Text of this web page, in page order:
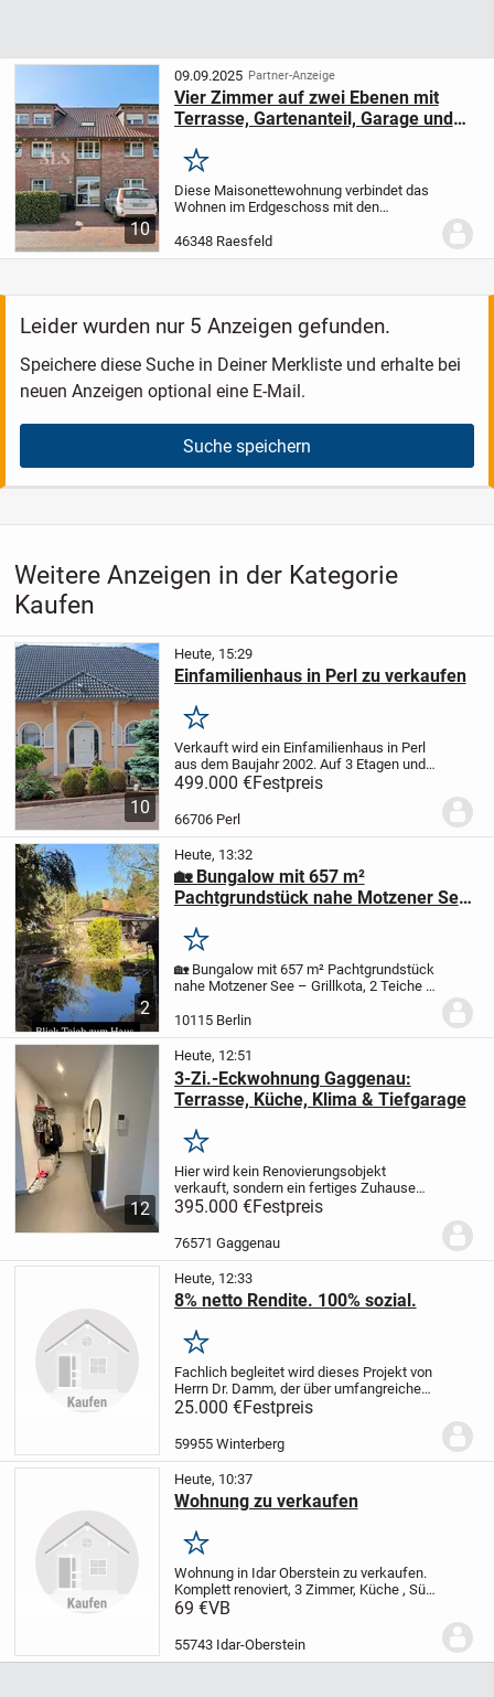
10
09.09.2025 Partner-Anzeige
Vier Zimmer auf zwei Ebenen mit
Terrasse, Gartenanteil, Garage und
Merken
Diese Maisonettewohnung verbindet das
Wohnen im Erdgeschoss mit den
Über zwei Ebenen erschließt sich ein
großzügiges Raumangebot, das durch
46348 Raesfeld
Leider wurden nur 5 Anzeigen gefunden.
Speichere diese Suche in Deiner Merkliste und erhalte bei
neuen Anzeigen optional eine E-Mail.
Suche speichern
Weitere Anzeigen in der Kategorie
Kaufen
10
Heute, 15:29
Einfamilienhaus in Perl zu verkaufen
Merken
Verkauft wird ein Einfamilienhaus in Perl
aus dem Baujahr 2002. Auf 3 Etagen und
178m2 sind 2 Bäder und ein GästeWC,
Küche und 7 Zimmer . Zusätzlich noch 1
begehbarer Kleiderschrank, 2
499.000 €Festpreis
66706 Perl
2
Heute, 13:32
🏡 Bungalow mit 657 m²
Pachtgrundstück nahe Motzener See
Ausstattung
Merken
🏡 Bungalow mit 657 m² Pachtgrundstück
nahe Motzener See – Grillkota, 2 Teiche &
SOFORT VERFÜGBAR
Rückzugsort im Grünen – ankommen,
abschalten und...
10115 Berlin
12
Heute, 12:51
3-Zi.-Eckwohnung Gaggenau:
Terrasse, Küche, Klima & Tiefgarage
Merken
Hier wird kein Renovierungsobjekt
verkauft, sondern ein fertiges Zuhause
zum Einziehen.Die moderne 3-Zimmer-
Eckwohnung mit 89 m² Wohnfläche liegt
im Erdgeschoss eines gepflegten
Mehrfamilienhauses....
395.000 €Festpreis
76571 Gaggenau
Heute, 12:33
8% netto Rendite. 100% sozial.
Merken
Fachlich begleitet wird dieses Projekt von
Herrn Dr. Damm, der über umfangreiche
internationale Erfahrung als
Projektmanager in der
Gesundheitsbranche sowie in der
Vermittlung von Fachkräften...
25.000 €Festpreis
59955 Winterberg
Heute, 10:37
Wohnung zu verkaufen
Merken
Wohnung in Idar Oberstein zu verkaufen.
Komplett renoviert, 3 Zimmer, Küche , Süd
Balkon, Bad, sehr gute Bus Verbindung,
Eigentümer zu verkaufen.
69 €VB
55743 Idar-Oberstein